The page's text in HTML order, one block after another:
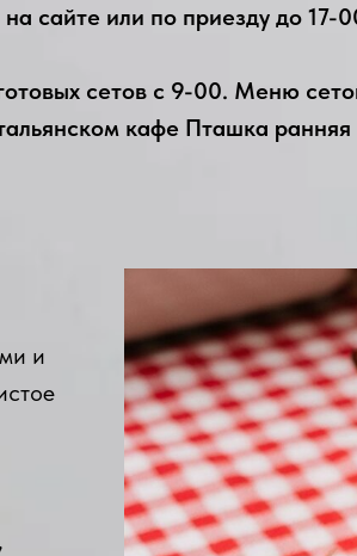
сайте или по приезду до
сетов с 9-00. Меню
кафе Пташка
и